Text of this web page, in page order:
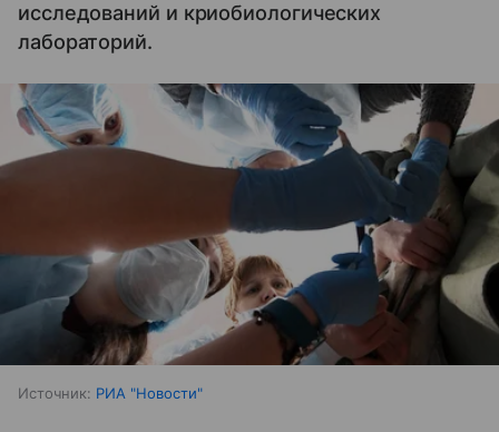
исследований и криобиологических
лабораторий.
Источник: РИА "Новости"